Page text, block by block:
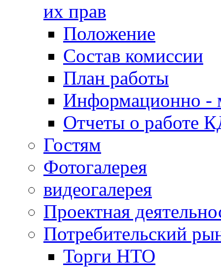
их прав
Положение
Состав комиссии
План работы
Информационно -
Отчеты о работе
Гостям
Фотогалерея
видеогалерея
Проектная
Потребительский
Торги НТО